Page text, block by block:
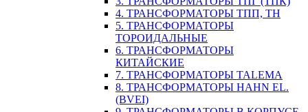
4. ТРАНСФОРМАТОРЫ ТПП, ТН
5. ТРАНСФОРМАТОРЫ
ТОРОИДАЛЬНЫЕ
6. ТРАНСФОРМАТОРЫ
КИТАЙСКИЕ
7. ТРАНСФОРМАТОРЫ TALEMA
8. ТРАНСФОРМАТОРЫ HAHN EL.
(BVEI)